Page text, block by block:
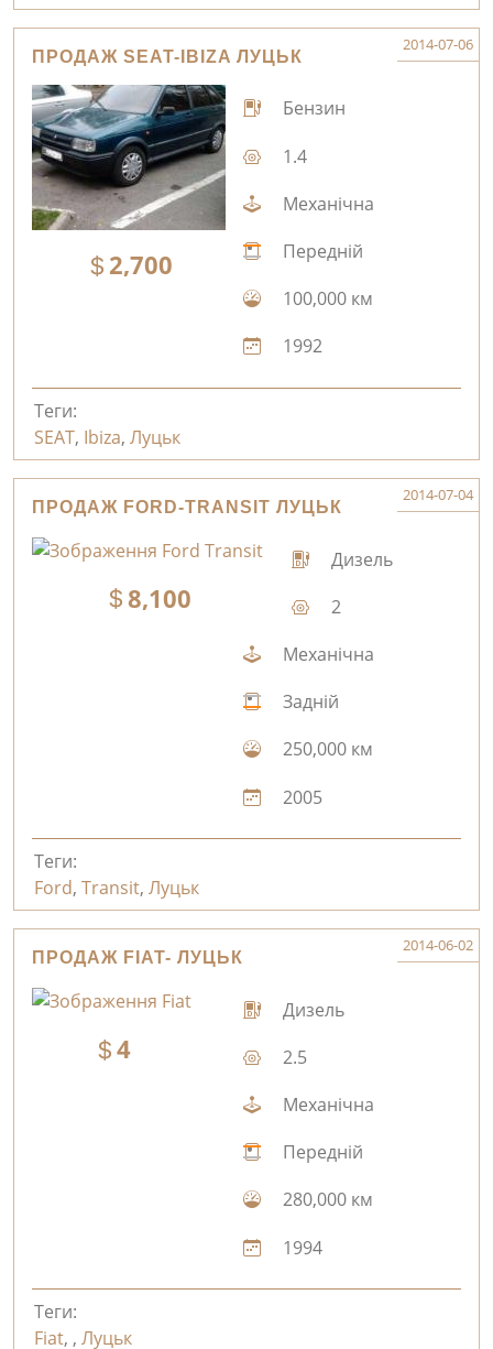
ПРОДАЖ SEAT-IBIZA ЛУЦЬК
2014-07-06
2,700
Бензин
1.4
Механічна
Передній
100,000 км
1992
Теги:
SEAT, Ibiza, Луцьк
ПРОДАЖ FORD-TRANSIT ЛУЦЬК
2014-07-04
8,100
Дизель
2
Механічна
Задній
250,000 км
2005
Теги:
Ford, Transit, Луцьк
ПРОДАЖ FIAT- ЛУЦЬК
2014-06-02
4
Дизель
2.5
Механічна
Передній
280,000 км
1994
Теги:
Fiat, , Луцьк